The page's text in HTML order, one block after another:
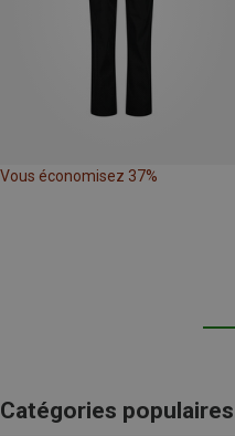
Vous économisez 37%
Catégories populaires